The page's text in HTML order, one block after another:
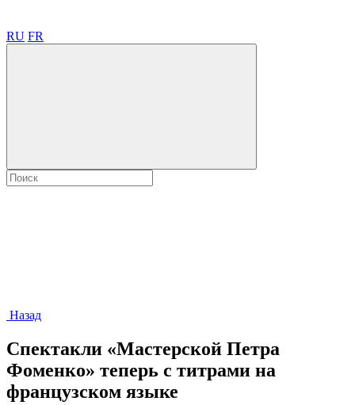
RU FR
Назад
Спектакли «Мастерской Петра
Фоменко» теперь с титрами на
французском языке